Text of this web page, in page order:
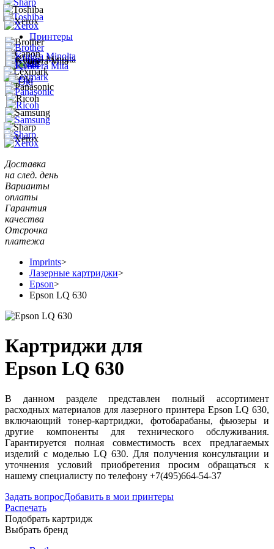
Принтеры
Доставка
на след. день
Варианты
оплаты
Гарантия
качества
Отсрочка
платежа
Imprints>
Лазерные картриджи>
Epson>
Epson LQ 630
Картриджи для
Epson LQ 630
В данном разделе представлен полный ассортимент
расходных материалов для лазерного принтера Epson LQ 630,
включающий тонер-картриджи, фотобарабаны, фьюзеры и
другие компоненты для технического обслуживания.
Гарантируется полная совместимость всех предлагаемых
изделий с моделью LQ 630. Для получения консультации и
уточнения условий приобретения просим обращаться к
нашему специалисту по телефону +7(495)664-54-37
Задать вопросДобавить в мои принтеры
Распечать
Подобрать картридж
Выбрать бренд